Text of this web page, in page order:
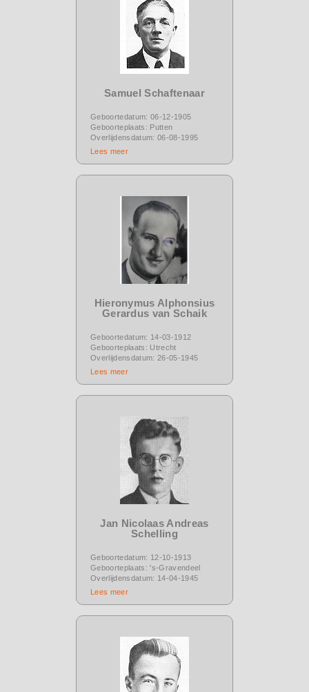
Samuel Schaftenaar
Geboortedatum: 06-12-1905
Geboorteplaats: Putten
Overlijdensdatum: 06-08-1995
Lees meer
Hieronymus Alphonsius
Gerardus van Schaik
Geboortedatum: 14-03-1912
Geboorteplaats: Utrecht
Overlijdensdatum: 26-05-1945
Lees meer
Jan Nicolaas Andreas
Schelling
Geboortedatum: 12-10-1913
Geboorteplaats: 's-Gravendeel
Overlijdensdatum: 14-04-1945
Lees meer